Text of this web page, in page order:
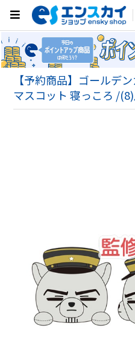
【予約商品】ゴールデ
マスコット 寝っころ /